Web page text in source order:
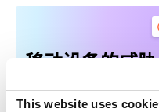
This website uses
移动设备的威
广告软件、自动订阅软